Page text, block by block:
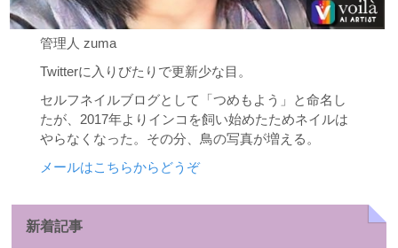
管理人 zuma
Twitterに入りびたりで更新少な目。
セルフネイルブログとして「つめもよう」と命名し
たが、2017年よりインコを飼い始めたためネイルは
やらなくなった。その分、鳥の写真が増える。
メールはこちらからどうぞ
新着記事